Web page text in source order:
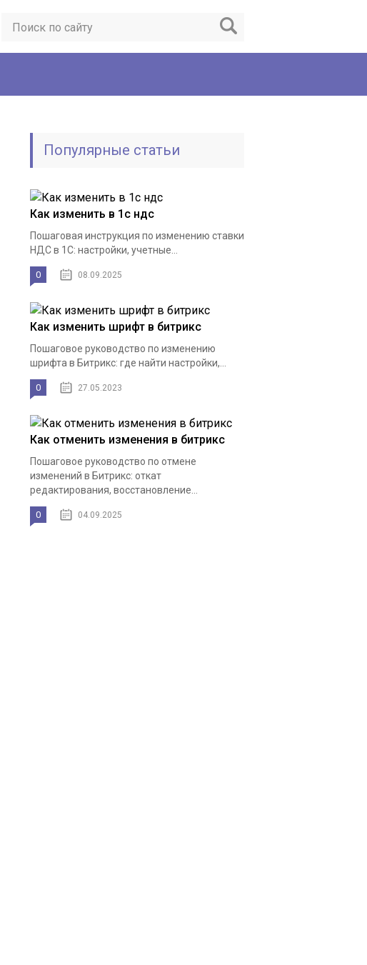
Популярные статьи
Как изменить в 1с ндс
Пошаговая инструкция по изменению ставки
НДС в 1С: настройки, учетные...
0 08.09.2025
Как изменить шрифт в битрикс
Пошаговое руководство по изменению
шрифта в Битрикс: где найти настройки,...
0 27.05.2023
Как отменить изменения в битрикс
Пошаговое руководство по отмене
изменений в Битрикс: откат
редактирования, восстановление...
0 04.09.2025